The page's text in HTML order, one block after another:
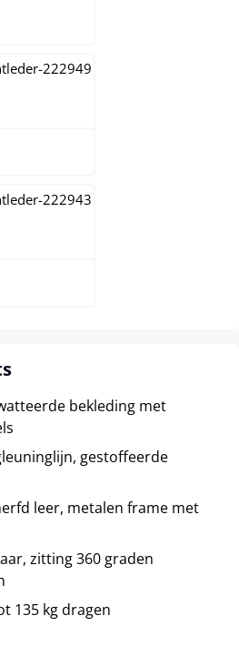
bekleding met
gestoffeerde
leer, metalen frame met
zitting 360 graden
135 kg dragen